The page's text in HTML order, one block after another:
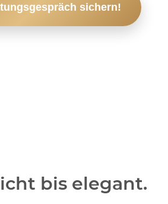
sichern!
bis elegant.